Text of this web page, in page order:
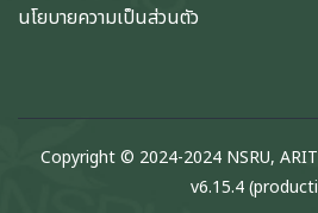
นโยบายความเป็นส่วนตัว
Copyright © 2024-2024 NSRU,
v6.15.4